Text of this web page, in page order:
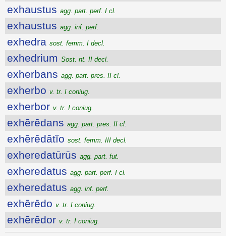
exhaustus agg. part. perf. I cl.
exhaustus agg. inf. perf.
exhedra sost. femm. I decl.
exhedrium Sost. nt. II decl.
exherbans agg. part. pres. II cl.
exherbo v. tr. I coniug.
exherbor v. tr. I coniug.
exhērēdans agg. part. pres. II cl.
exhērēdātĭo sost. femm. III decl.
exheredatūrūs agg. part. fut.
exheredatus agg. part. perf. I cl.
exheredatus agg. inf. perf.
exhērēdo v. tr. I coniug.
exhērēdor v. tr. I coniug.